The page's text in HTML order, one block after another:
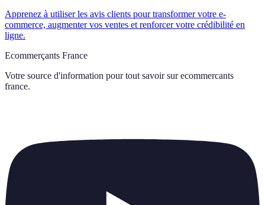
Apprenez à utiliser les avis clients pour transformer votre e-
commerce, augmenter vos ventes et renforcer votre crédibilité en
ligne.
Ecommerçants France
Votre source d'information pour tout savoir sur ecommercants
france.